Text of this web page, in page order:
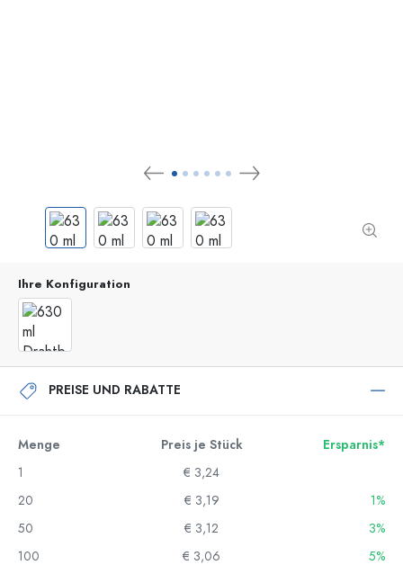
Ihre Konfiguration
PREISE UND RABATTE
Menge Preis je Stück
Ersparnis*
1
€ 3,24
20
€ 3,19
1%
50
€ 3,12
3%
100
€ 3,06
5%